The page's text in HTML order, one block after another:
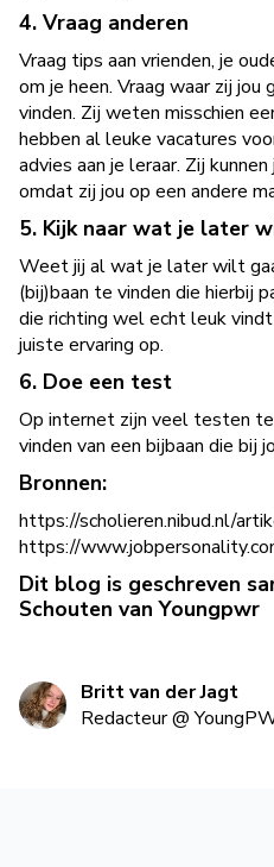
4. Vraag anderen
Vraag tips aan vrienden, je
om je heen. Vraag waar zij jou
vinden. Zij weten misschien
hebben al leuke vacatures
advies aan je leraar. Zij
omdat zij jou op een andere
5. Kijk naar wat je later
Weet jij al wat je later wilt
(bij)baan te vinden die hierbij
die richting wel echt leuk
juiste ervaring op.
6. Doe een test
Op internet zijn veel testen
vinden van een bijbaan die bij
Bronnen:
https://scholieren.nibud.nl/
https://
Dit blog is geschreven
Schouten van Youngpwr
Britt van der Jagt
Redacteur@